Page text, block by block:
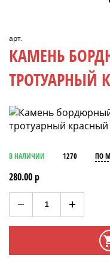
арт.
КАМЕНЬ
ТРОТУАРНЫЙ
В НАЛИЧИИ 1270 ПО
280.00 р